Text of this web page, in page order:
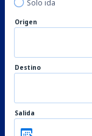
Solo ida
Origen
Destino
Salida